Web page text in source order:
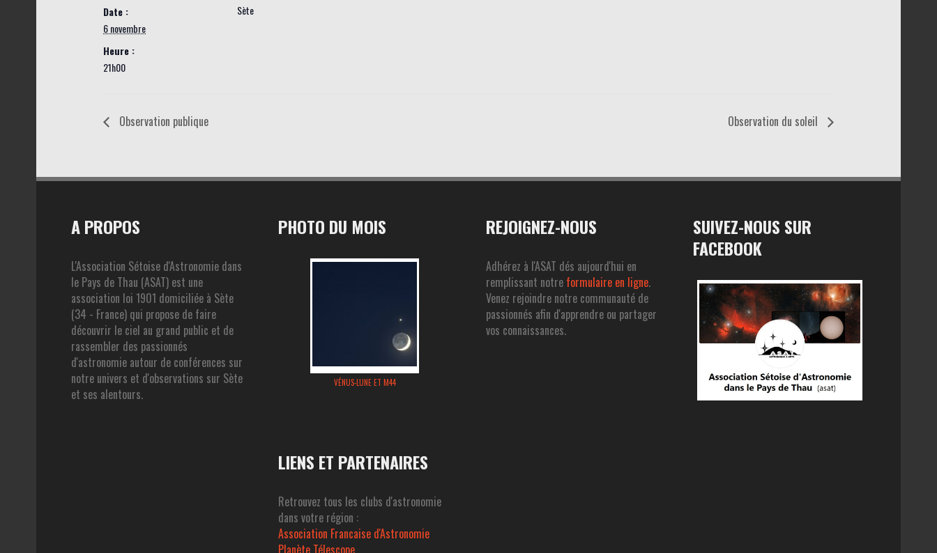
Date :
6 novembre
Heure :
21h00
Sète
Observation publique Observation du soleil
A PROPOS
L'Association Sétoise d'Astronomie dans
le Pays de Thau (ASAT) est une
association loi 1901 domiciliée à Sète
(34 - France) qui propose de faire
découvrir le ciel au grand public et de
rassembler des passionnés
d'astronomie autour de conférences sur
notre univers et d'observations sur Sète
et ses alentours.
PHOTO DU MOIS
VÉNUS-LUNE ET M44
REJOIGNEZ-NOUS
Adhérez à l'ASAT dés aujourd'hui en
remplissant notre formulaire en ligne.
Venez rejoindre notre communauté de
passionnés afin d'apprendre ou partager
vos connaissances.
SUIVEZ-NOUS SUR
FACEBOOK
LIENS ET PARTENAIRES
Retrouvez tous les clubs d'astronomie
dans votre région :
Association Francaise d'Astronomie